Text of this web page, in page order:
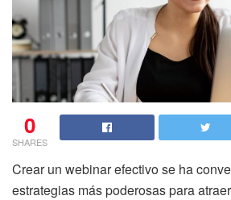
0
SHARES
Crear un webinar efectivo se ha
estrategias más poderosas para